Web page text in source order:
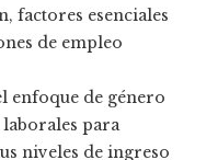
factores esenciales
de empleo
enfoque de género
para
niveles de ingreso